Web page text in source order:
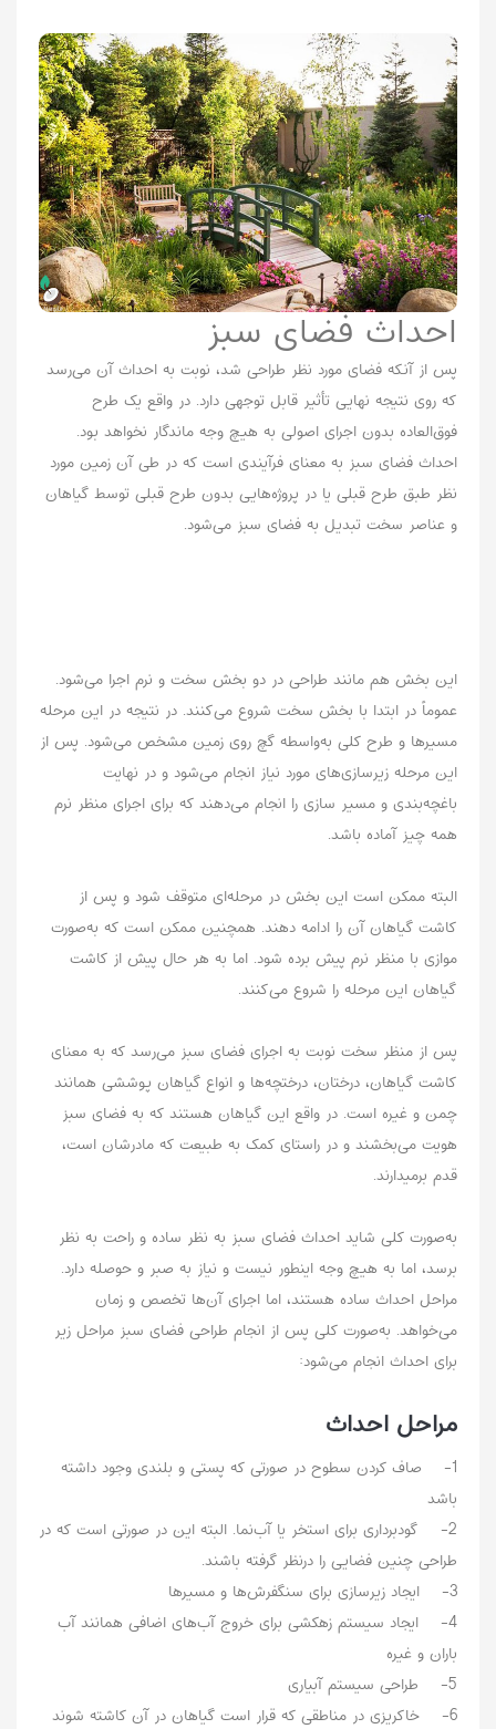
احداث فضای سبز
پس از آنکه فضای مورد نظر طراحی شد، نوبت به احداث آن می‌رسد
که روی نتیجه نهایی تأثیر قابل توجهی دارد. در واقع یک طرح
فوق‌العاده بدون اجرای اصولی به هیچ وجه ماندگار نخواهد بود.
احداث فضای سبز به معنای فرآیندی است که در طی آن زمین مورد
نظر طبق طرح قبلی یا در پروژه‌هایی بدون طرح قبلی توسط گیاهان
و عناصر سخت تبدیل به فضای سبز می‌شود.
این بخش هم مانند طراحی در دو بخش سخت و نرم اجرا می‌شود.
عموماً در ابتدا با بخش سخت شروع می‌کنند. در نتیجه در این مرحله
مسیرها و طرح کلی به‌واسطه گچ روی زمین مشخص می‌شود. پس از
این مرحله زیرسازی‌های مورد نیاز انجام می‌شود و در نهایت
باغچه‌بندی و مسیر سازی را انجام می‌دهند که برای اجرای منظر نرم
همه چیز آماده باشد.
البته ممکن است این بخش در مرحله‌ای متوقف شود و پس از
کاشت گیاهان آن را ادامه دهند. همچنین ممکن است که به‌صورت
موازی با منظر نرم پیش برده شود. اما به هر حال پیش از کاشت
گیاهان این مرحله را شروع می‌کنند.
پس از منظر سخت نوبت به اجرای فضای سبز می‌رسد که به معنای
کاشت گیاهان، درختان، درختچه‌ها و انواع گیاهان پوششی همانند
چمن و غیره است. در واقع این گیاهان هستند که به فضای سبز
هویت می‌بخشند و در راستای کمک به طبیعت که مادرشان است،
قدم بر‌میدارند.
به‌صورت کلی شاید احداث فضای سبز به نظر ساده و راحت به نظر
برسد، اما به هیچ وجه اینطور نیست و نیاز به صبر و حوصله دارد.
مراحل احداث ساده هستند، اما اجرای آن‌ها تخصص و زمان
می‌خواهد. به‌صورت کلی پس از انجام طراحی فضای سبز مراحل زیر
برای احداث انجام می‌شود:
مراحل احداث
1- صاف کردن سطوح در صورتی که پستی و بلندی وجود داشته
باشد
2- گودبرداری برای استخر یا آب‌نما. البته این در صورتی است که در
طراحی چنین فضایی را درنظر گرفته باشند.
3- ایجاد زیرسازی برای سنگفرش‌ها و مسیرها
4- ایجاد سیستم زهکشی برای خروج آب‌های اضافی همانند آب
باران و غیره
5- طراحی سیستم آبیاری
6- خاکریزی در مناطقی که قرار است گیاهان در آن کاشته شوند